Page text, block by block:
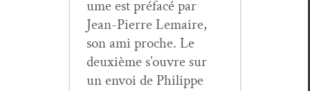
ume est pré­facé par
Jean-Pierre Lemaire,
son ami proche. Le
deux­ième s’ouvre sur
un envoi de Philippe